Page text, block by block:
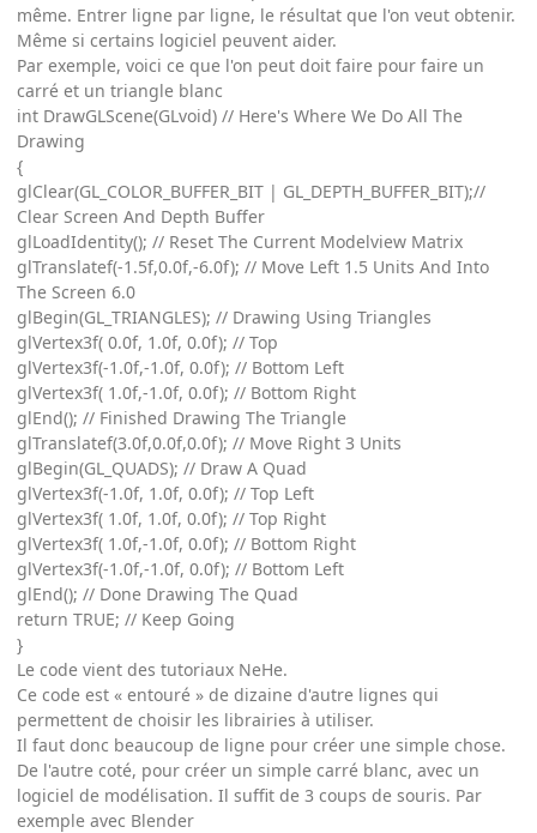
même. Entrer ligne par ligne, le résultat que l'on veut obtenir.
Même si certains logiciel peuvent aider.
Par exemple, voici ce que l'on peut doit faire pour faire un
carré et un triangle blanc
int DrawGLScene(GLvoid) // Here's Where We Do All The
Drawing
{
glClear(GL_COLOR_BUFFER_BIT | GL_DEPTH_BUFFER_BIT);//
Clear Screen And Depth Buffer
glLoadIdentity(); // Reset The Current Modelview Matrix
glTranslatef(-1.5f,0.0f,-6.0f); // Move Left 1.5 Units And Into
The Screen 6.0
glBegin(GL_TRIANGLES); // Drawing Using Triangles
glVertex3f( 0.0f, 1.0f, 0.0f); // Top
glVertex3f(-1.0f,-1.0f, 0.0f); // Bottom Left
glVertex3f( 1.0f,-1.0f, 0.0f); // Bottom Right
glEnd(); // Finished Drawing The Triangle
glTranslatef(3.0f,0.0f,0.0f); // Move Right 3 Units
glBegin(GL_QUADS); // Draw A Quad
glVertex3f(-1.0f, 1.0f, 0.0f); // Top Left
glVertex3f( 1.0f, 1.0f, 0.0f); // Top Right
glVertex3f( 1.0f,-1.0f, 0.0f); // Bottom Right
glVertex3f(-1.0f,-1.0f, 0.0f); // Bottom Left
glEnd(); // Done Drawing The Quad
return TRUE; // Keep Going
}
Le code vient des tutoriaux NeHe.
Ce code est « entouré » de dizaine d'autre lignes qui
permettent de choisir les librairies à utiliser.
Il faut donc beaucoup de ligne pour créer une simple chose.
De l'autre coté, pour créer un simple carré blanc, avec un
logiciel de modélisation. Il suffit de 3 coups de souris. Par
exemple avec Blender